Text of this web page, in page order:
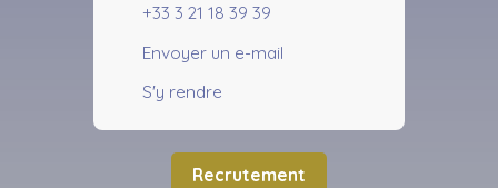
+33 3 21 18 39 39
Envoyer un e-mail
S'y rendre
Recrutement